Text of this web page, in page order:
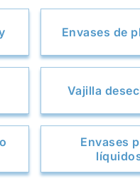
Envases de
Vajilla
Envases